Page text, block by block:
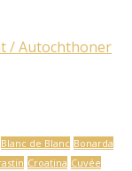
/ Autochthoner
Blanc de Blanc Bonarda
Croatina Cuvée